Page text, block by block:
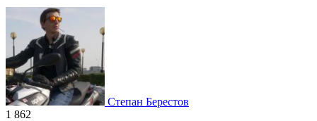
Степан Берестов
1 862